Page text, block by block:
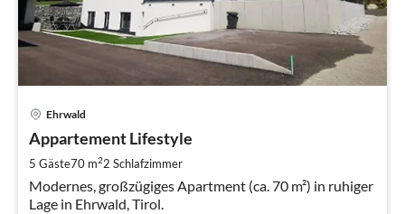
Ehrwald
Appartement Lifestyle
5 Gäste70 m22 Schlafzimmer
Modernes, großzügiges Apartment (ca. 70 m²) in ruhiger
Lage in Ehrwald, Tirol.